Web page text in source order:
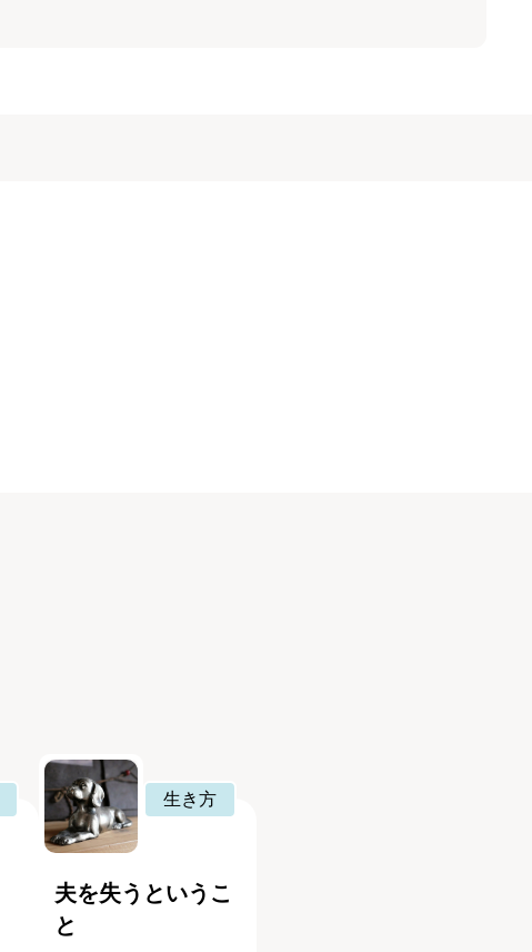
生き方
夫を失うというこ
と